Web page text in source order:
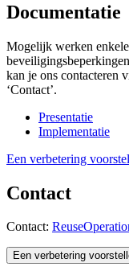
Documentatie
Mogelijk werken
kan je ons contacteren
‘Contact’.
Presentatie
Implementatie
Een verbetering
Contact
Contact:
Een verbetering